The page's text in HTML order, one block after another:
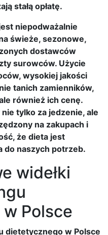
stałą opłatę.
niepodważalnie
świeże, sezonowe,
dostawców
surowców. Użycie
wysokiej jakości
tanich zamienników,
również ich cenę.
tylko za jedzenie, ale
na zakupach i
że dieta jest
do naszych potrzeb.
widełki
Polsce
dietetycznego w Polsce